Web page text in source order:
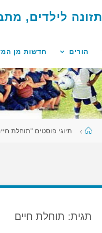
תזונה לילדים, מת
הורים חדשות מן
עמודתיוגי פוסטים "תוחלת
תגית: תוחלת חיים